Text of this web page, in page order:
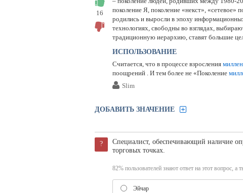
16
поколение Я, поколение «некст», «сетевое»
родились и выросли в эпоху
технологиях, свободны во взглядах,
традиционную иерархию, ставят большие
ИСПОЛЬЗОВАНИЕ
Считается, что в процессе взросления
поощрений . И тем более не «Поколение
Slim
ДОБАВИТЬ ЗНАЧЕНИЕ
?
Специалист, обеспечивающий наличие
торговых точках.
82% пользователей знают ответ на этот вопрос, а
Эйчар